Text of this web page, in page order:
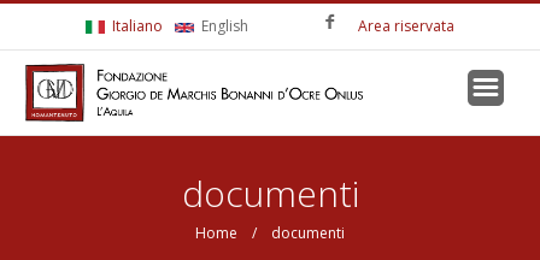
Italiano English Area riservata
documenti
Home / documenti